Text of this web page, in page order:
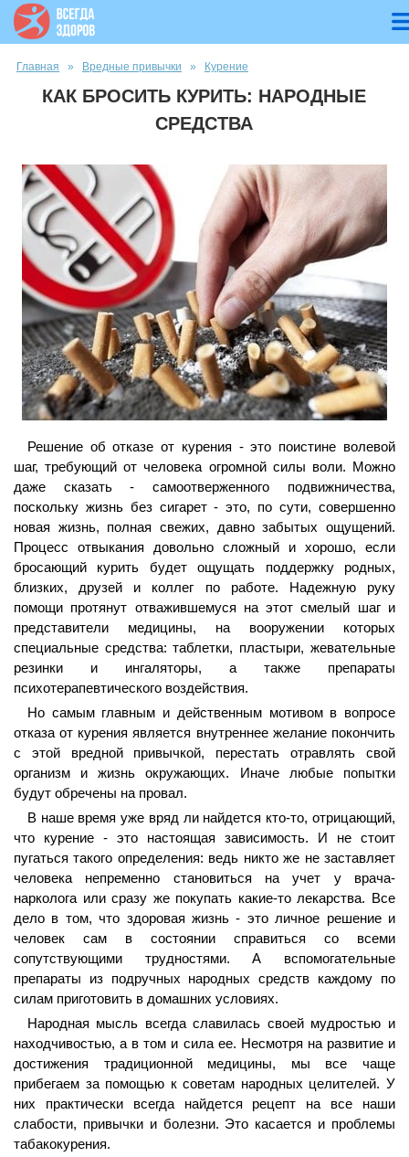
Вы здесь
Главная » Вредные привычки » Курение
КАК БРОСИТЬ КУРИТЬ: НАРОДНЫЕ
СРЕДСТВА
Решение об отказе от курения - это поистине волевой
шаг, требующий от человека огромной силы воли. Можно
даже сказать - самоотверженного подвижничества,
поскольку жизнь без сигарет - это, по сути, совершенно
новая жизнь, полная свежих, давно забытых ощущений.
Процесс отвыкания довольно сложный и хорошо, если
бросающий курить будет ощущать поддержку родных,
близких, друзей и коллег по работе. Надежную руку
помощи протянут отважившемуся на этот смелый шаг и
представители медицины, на вооружении которых
специальные средства: таблетки, пластыри, жевательные
резинки и ингаляторы, а также препараты
психотерапевтического воздействия.
Но самым главным и действенным мотивом в вопросе
отказа от курения является внутреннее желание покончить
с этой вредной привычкой, перестать отравлять свой
организм и жизнь окружающих. Иначе любые попытки
будут обречены на провал.
В наше время уже вряд ли найдется кто-то, отрицающий,
что курение - это настоящая зависимость. И не стоит
пугаться такого определения: ведь никто же не заставляет
человека непременно становиться на учет у врача-
нарколога или сразу же покупать какие-то лекарства. Все
дело в том, что здоровая жизнь - это личное решение и
человек сам в состоянии справиться со всеми
сопутствующими трудностями. А вспомогательные
препараты из подручных народных средств каждому по
силам приготовить в домашних условиях.
Народная мысль всегда славилась своей мудростью и
находчивостью, а в том и сила ее. Несмотря на развитие и
достижения традиционной медицины, мы все чаще
прибегаем за помощью к советам народных целителей. У
них практически всегда найдется рецепт на все наши
слабости, привычки и болезни. Это касается и проблемы
табакокурения.